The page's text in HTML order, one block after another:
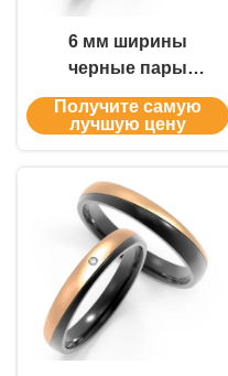
6 мм ширины
черные пары
титановых колец с
золотом
Получите самую
лучшую цену